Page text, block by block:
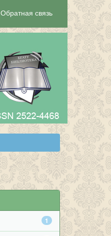
Обратная связь
1